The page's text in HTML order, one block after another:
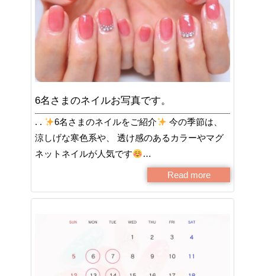
6名さまのネイルお写真です。
. . 6名さまのネイルをご紹介
今の季節は、
涼しげな寒色系や、 透け感のあるカラーやマグ
ネットネイルが人気です
…
Read more